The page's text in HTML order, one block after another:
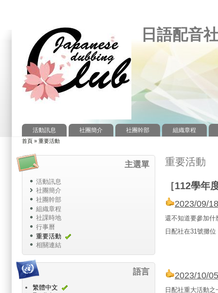
日語配音
主選單
活動訊息 社團簡介 社團幹部 組織章程
您在這裡
首頁 » 重要活動
重要活動
［112學年
2023/09/18
還不知道要參加什
日配社在31號攤
2023/10/
日配社重大活動
主選單
活動訊息
社團簡介
社團幹部
組織章程
社課時地
行事曆
重要活動
相關連結
語言
繁體中文